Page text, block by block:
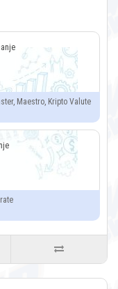
Maestro, Kripto Valute